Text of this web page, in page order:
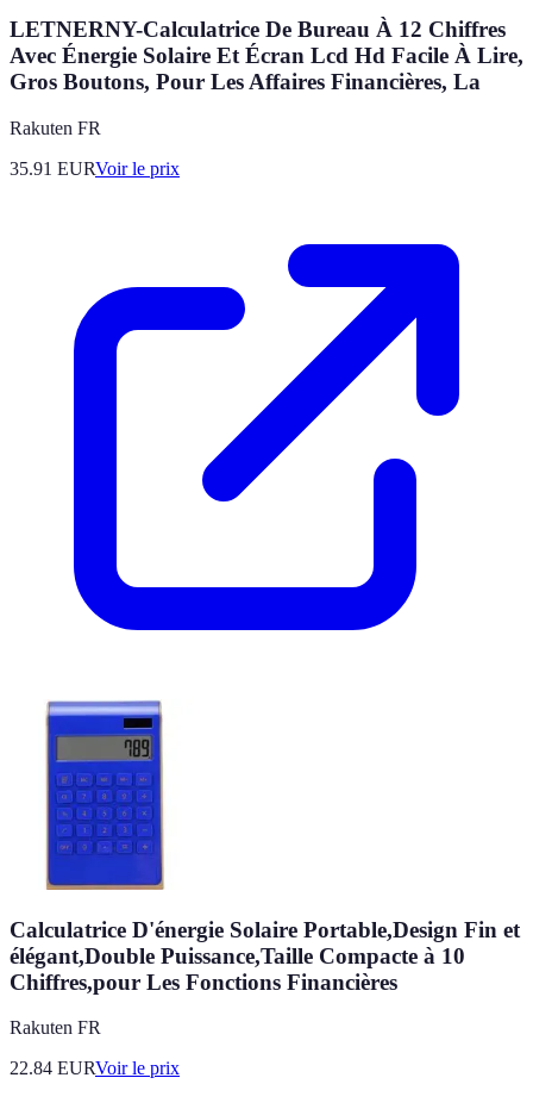
LETNERNY-Calculatrice De Bureau À 12 Chiffres
Avec Énergie Solaire Et Écran Lcd Hd Facile À Lire,
Gros Boutons, Pour Les Affaires Financières, La
Rakuten FR
35.91 EURVoir le prix
Calculatrice D'énergie Solaire Portable,Design Fin et
élégant,Double Puissance,Taille Compacte à 10
Chiffres,pour Les Fonctions Financières
Rakuten FR
22.84 EURVoir le prix